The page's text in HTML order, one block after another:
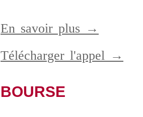
En savoir plus →
Télécharger l'appel →
BOURSE